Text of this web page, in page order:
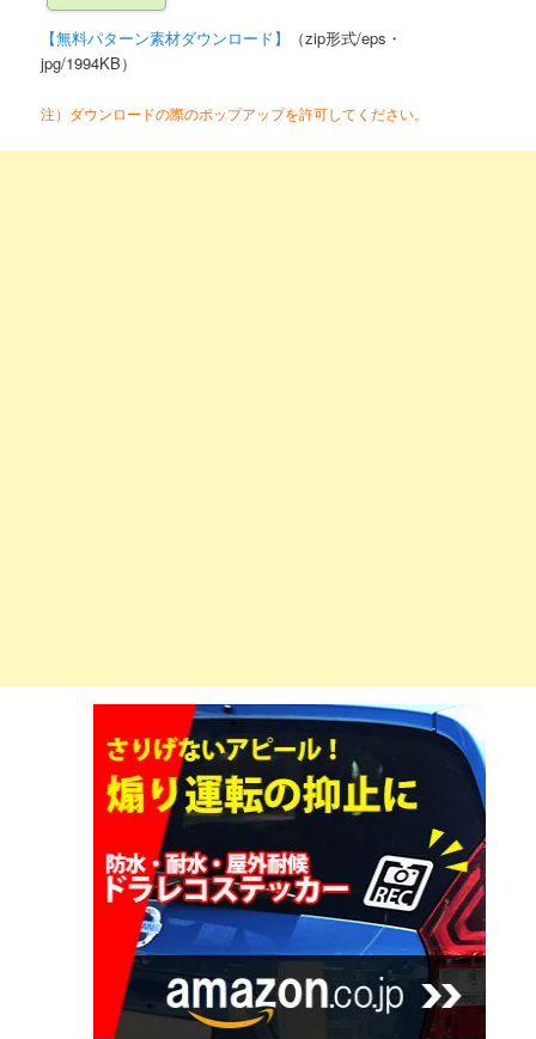
【無料パターン素材ダウンロード】
（zip形式/eps・
jpg/1994KB）
注）ダウンロードの際のポップアップを許可してください。